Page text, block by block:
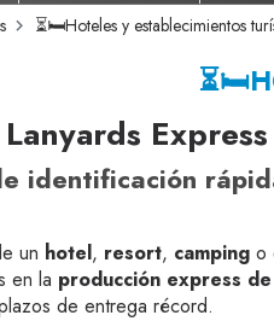
⏳🛏️Hoteles y establecimientos
Lanyards
identificación
un hotel, resort, camping o
en la producción express
de entrega récord.